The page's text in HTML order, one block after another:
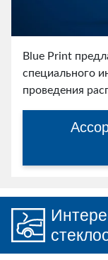
Blue Print
специального
проведения